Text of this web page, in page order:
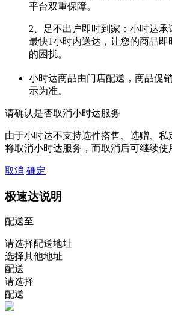
平台双重保障。
2、足不出户即时到家：小时达承
最快1小时内送达，让您的商品
的困扰。
小时达商品由门店配送，商品促
示为准。
请确认是否取消小时达服务
由于小时达不支持选件搭售、选赠、
将取消小时达服务，而取消后可继续使
取消 确定
极速达说明
配送至
请选择配送地址
选择其他地址
配送
请选择
配送